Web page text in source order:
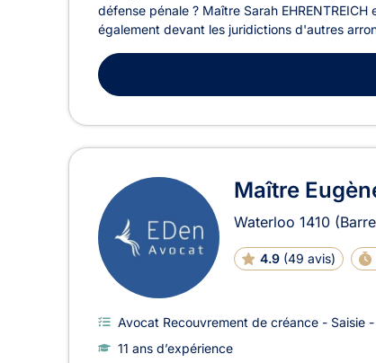
défense pénale ? Maître Sarah
également devant les juridictions d'autres
Maître
Waterloo 1410
4.9 (49 avis)
Avocat Recouvrement de créance - Saisie
11 ans d’expérience